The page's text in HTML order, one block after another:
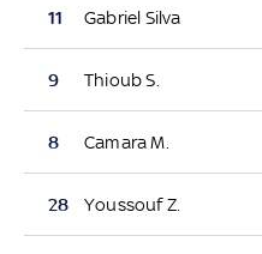
11 Gabriel Silva
9 Thioub S.
8 Camara M.
28 Youssouf Z.